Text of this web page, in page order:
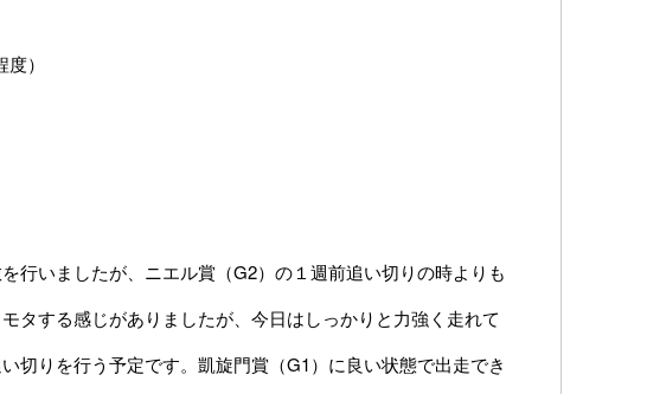
）
行いましたが、ニエル賞（G2）の１週前追い切りの時よりも
タする感じがありましたが、今日はしっかりと力強く走れて
りを行う予定です。凱旋門賞（G1）に良い状態で出走でき